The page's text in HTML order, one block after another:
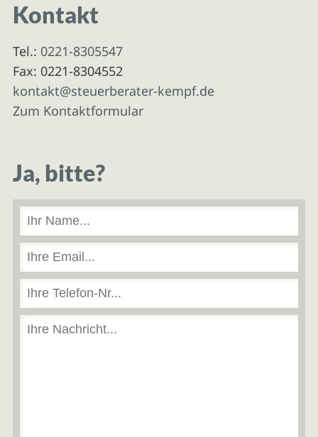
Kontakt
Tel.: 0221-8305547
Fax: 0221-8304552
kontakt@steuerberater-kempf.de
Zum Kontaktformular
Ja, bitte?